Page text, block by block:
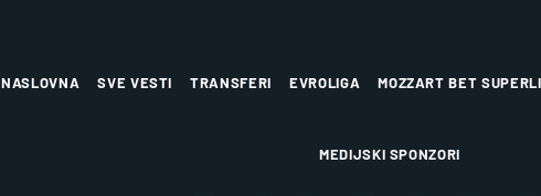
NASLOVNA SVE VESTI TRANSFERI EVROLIGA MOZZART BET
MEDIJSKI SPONZORI